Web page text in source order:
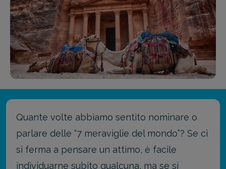
Quante volte abbiamo sentito nominare o
parlare delle “7 meraviglie del mondo”? Se ci
si ferma a pensare un attimo, è facile
individuarne subito qualcuna, ma se si